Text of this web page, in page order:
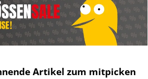
Artikel zum mitpicken